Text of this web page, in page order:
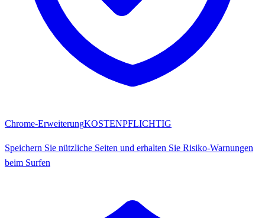
Chrome-ErweiterungKOSTENPFLICHTIG
Speichern Sie nützliche Seiten und erhalten Sie Risiko-Warnungen
beim Surfen